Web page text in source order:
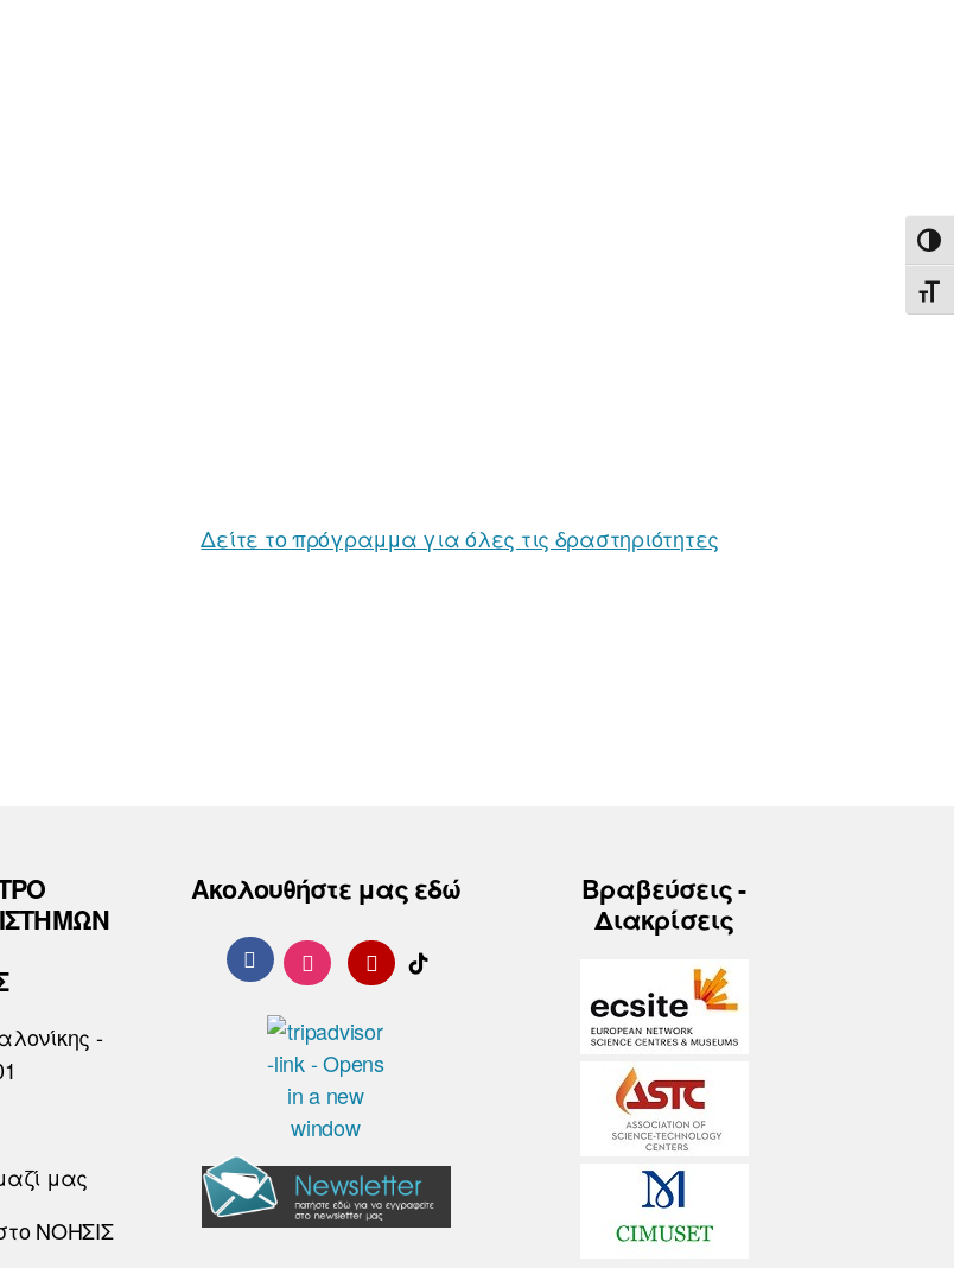
Δείτε το πρόγραμμα για όλες τις δραστηριότητες
-
μας
ΝΟΗΣΙΣ
Ακολουθήστε μας εδώ
Βραβεύσεις -
Διακρίσεις